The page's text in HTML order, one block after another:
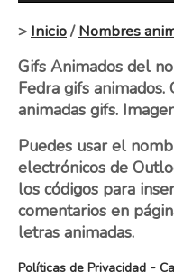
> Inicio/Nombres
Gifs Animados del
Fedra gifs animados.
animadas gifs.
Puedes usar el
electrónicos de
los códigos para
comentarios en
letras animadas.
Políticas de Privacidad -